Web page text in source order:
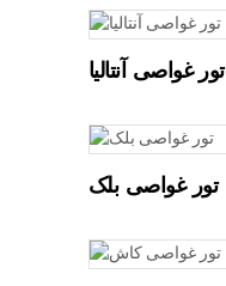
تور غواصی آنتالیا
تور غواصی بلک